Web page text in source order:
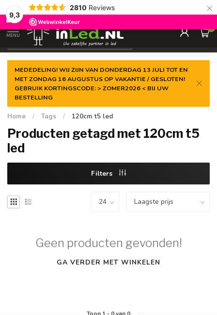
9,3
2810 Reviews ×
Gegarandeerde delaagste prijs
MENU
0
MEDEDELING! WIJ ZIJN VAN DONDERDAG 13 JULI TOT EN
MET ZONDAG 16 AUGUSTUS OP VAKANTIE / GESLOTEN!
GEBRUIK KORTINGSCODE: > ZOMER2026 < BIJ UW
BESTELLING
Home / Tags / 120cm t5 led
Producten getagd met 120cm t5
led
Filters
Geen producten gevonden!
GA VERDER MET WINKELEN